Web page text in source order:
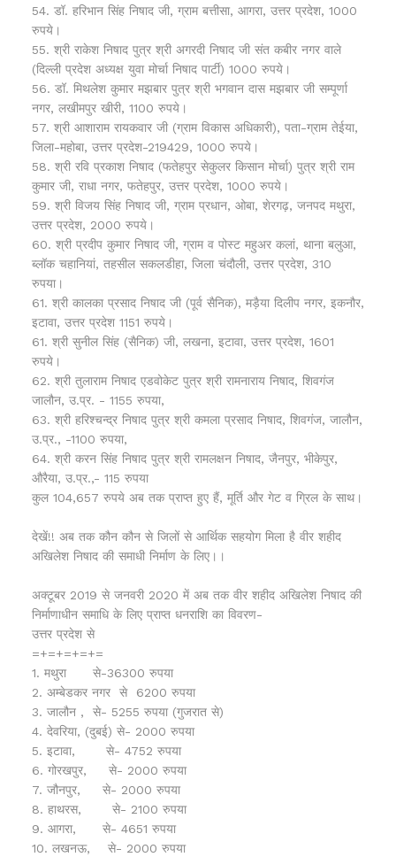
54. डॉ. हरिभान सिंह निषाद जी, ग्राम बत्तीसा, आगरा, उत्तर प्रदेश, 1000
रुपये।
55. श्री राकेश निषाद पुत्र श्री अगरदी निषाद जी संत कबीर नगर वाले
(दिल्ली प्रदेश अध्यक्ष युवा मोर्चा निषाद पार्टी) 1000 रुपये।
56. डॉ. मिथलेश कुमार मझबार पुत्र श्री भगवान दास मझबार जी सम्पूर्णा
नगर, लखीमपुर खीरी, 1100 रुपये।
57. श्री आशाराम रायकवार जी (ग्राम विकास अधिकारी), पता-ग्राम तेईया,
जिला-महोबा, उत्तर प्रदेश-219429, 1000 रुपये।
58. श्री रवि प्रकाश निषाद (फतेहपुर सेकुलर किसान मोर्चा) पुत्र श्री राम
कुमार जी, राधा नगर, फतेहपुर, उत्तर प्रदेश, 1000 रुपये।
59. श्री विजय सिंह निषाद जी, ग्राम प्रधान, ओबा, शेरगढ़, जनपद मथुरा,
उत्तर प्रदेश, 2000 रुपये।
60. श्री प्रदीप कुमार निषाद जी, ग्राम व पोस्ट महुअर कलां, थाना बलुआ,
ब्लॉक चहानियां, तहसील सकलडीहा, जिला चंदौली, उत्तर प्रदेश, 310
रुपया।
61. श्री कालका प्रसाद निषाद जी (पूर्व सैनिक), मड़ैया दिलीप नगर, इकनौर,
इटावा, उत्तर प्रदेश 1151 रुपये।
61. श्री सुनील सिंह (सैनिक) जी, लखना, इटावा, उत्तर प्रदेश, 1601
रुपये।
62. श्री तुलाराम निषाद एडवोकेट पुत्र श्री रामनाराय निषाद, शिवगंज
जालौन, उ.प्र. - 1155 रुपया,
63. श्री हरिश्चन्द्र निषाद पुत्र श्री कमला प्रसाद निषाद, शिवगंज, जालौन,
उ.प्र., -1100 रुपया,
64. श्री करन सिंह निषाद पुत्र श्री रामलक्षन निषाद, जैनपुर, भीकेपुर,
औरैया, उ.प्र.,- 115 रुपया
कुल 104,657 रुपये अब तक प्राप्त हुए हैं, मूर्ति और गेट व ग्रिल के साथ।
देखें!! अब तक कौन कौन से जिलों से आर्थिक सहयोग मिला है वीर शहीद
अखिलेश निषाद की समाधी निर्माण के लिए।।
अक्टूबर 2019 से जनवरी 2020 में अब तक वीर शहीद अखिलेश निषाद की
निर्माणाधीन समाधि के लिए प्राप्त धनराशि का विवरण-
उत्तर प्रदेश से
=+=+=+=+=
1. मथुरा से-36300 रुपया
2. अम्बेडकर नगर से 6200 रुपया
3. जालौन , से- 5255 रुपया (गुजरात से)
4. देवरिया, (दुबई) से- 2000 रुपया
5. इटावा, से- 4752 रुपया
6. गोरखपुर, से- 2000 रुपया
7. जौनपुर, से- 2000 रुपया
8. हाथरस, से- 2100 रुपया
9. आगरा, से- 4651 रुपया
10. लखनऊ, से- 2000 रुपया